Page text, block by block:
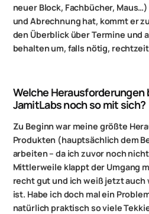
neuer Block, Fachbücher,
und Abrechnung hat, kommt er
den Überblick über Termine und
behalten um, falls nötig,
Welche Herausforderungen
JamitLabs noch so mit sich?
Zu Beginn war meine größte
Produkten (hauptsächlich dem
arbeiten – da ich zuvor noch
Mittlerweile klappt der Umgang
recht gut und ich weiß jetzt auch
ist. Habe ich doch mal ein
natürlich praktisch so viele